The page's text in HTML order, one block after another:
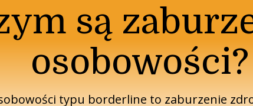
są
osobowości?
typu borderline to zaburzenie